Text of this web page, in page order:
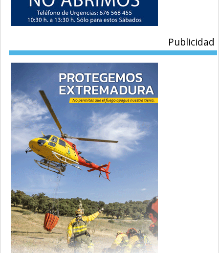
Publicidad